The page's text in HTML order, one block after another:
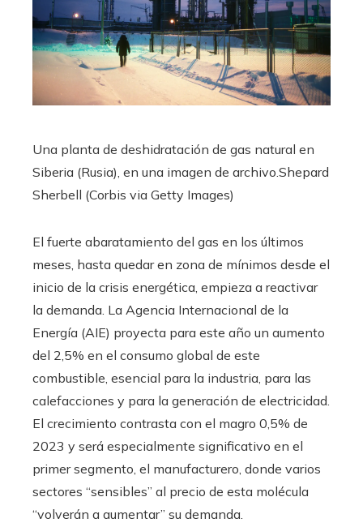
Una planta de deshidratación de gas natural en
Siberia (Rusia), en una imagen de archivo.Shepard
Sherbell (Corbis via Getty Images)
El fuerte abaratamiento del gas en los últimos
meses, hasta quedar en zona de mínimos desde el
inicio de la crisis energética, empieza a reactivar
la demanda. La Agencia Internacional de la
Energía (AIE) proyecta para este año un aumento
del 2,5% en el consumo global de este
combustible, esencial para la industria, para las
calefacciones y para la generación de electricidad.
El crecimiento contrasta con el magro 0,5% de
2023 y será especialmente significativo en el
primer segmento, el manufacturero, donde varios
sectores “sensibles” al precio de esta molécula
“volverán a aumentar” su demanda.